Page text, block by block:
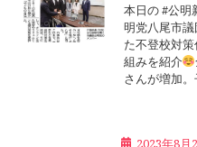
本日の #公明
明党八尾市
た不登校対
組みを紹介
さんが増加
2023年8月